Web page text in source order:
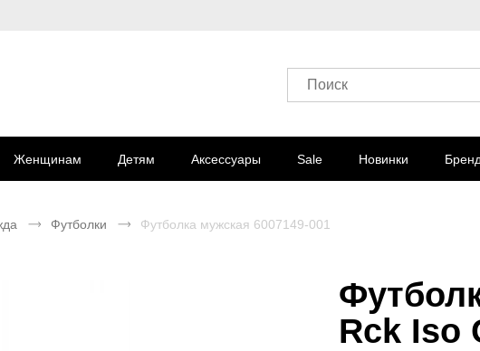
Поиск
Женщинам Детям Аксессуары Sale Новинки
Футболки Футболка мужская 6007149-001
Rck Iso